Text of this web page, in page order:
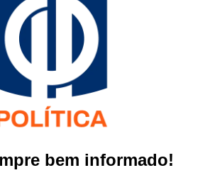
bem informado!